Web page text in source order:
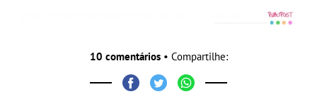
10 comentários• Compartilhe: